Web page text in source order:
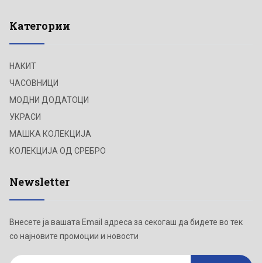
Категории
НАКИТ
ЧАСОВНИЦИ
МОДНИ ДОДАТОЦИ
УКРАСИ
МАШКА КОЛЕКЦИЈА
КОЛЕКЦИЈА ОД СРЕБРО
Newsletter
Внесете ја вашата Email адреса за секогаш да бидете во тек
со најновите промоции и новости